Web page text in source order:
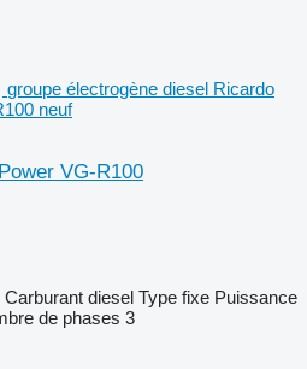
groupe électrogène diesel Ricardo
neuf
VG-R100
Carburant diesel Type fixe Puissance
de phases 3